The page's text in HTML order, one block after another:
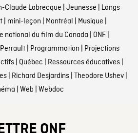
Claude Labrecque | Jeunesse | Longs
| mini-leçon | Montréal | Musique |
national du film du Canada | ONF|
| Programmation | Projections
| Québec | Ressources éducatives|
| Richard Desjardins| Theodore Ushev|
| Web | Webdoc
ONF